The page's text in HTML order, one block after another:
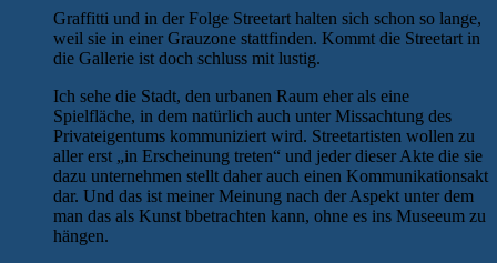
Graffitti und in der Folge Streetart halten sich schon so lange,
weil sie in einer Grauzone stattfinden. Kommt die Streetart in
die Gallerie ist doch schluss mit lustig.
Ich sehe die Stadt, den urbanen Raum eher als eine
Spielfläche, in dem natürlich auch unter Missachtung des
Privateigentums kommuniziert wird. Streetartisten wollen zu
aller erst „in Erscheinung treten“ und jeder dieser Akte die sie
dazu unternehmen stellt daher auch einen Kommunikationsakt
dar. Und das ist meiner Meinung nach der Aspekt unter dem
man das als Kunst bbetrachten kann, ohne es ins Museeum zu
hängen.